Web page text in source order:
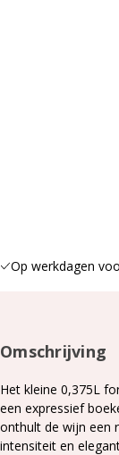
Op werkdagen
Omschrijving
Het kleine 0,375L
een expressief
onthult de wijn een
intensiteit en